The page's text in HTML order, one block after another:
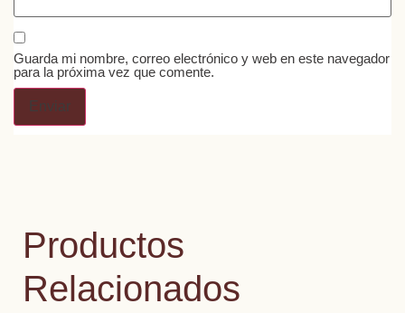
Guarda mi nombre, correo electrónico y web en este navegador
para la próxima vez que comente.
Productos
Relacionados